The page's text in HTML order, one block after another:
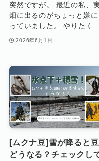
突然ですが。 最近の私、
畑に出るのがちょっと嫌に
っていました。 やりたく...
2026年6月1日
[ムクナ豆]雪が降ると
どうなる？チェックし